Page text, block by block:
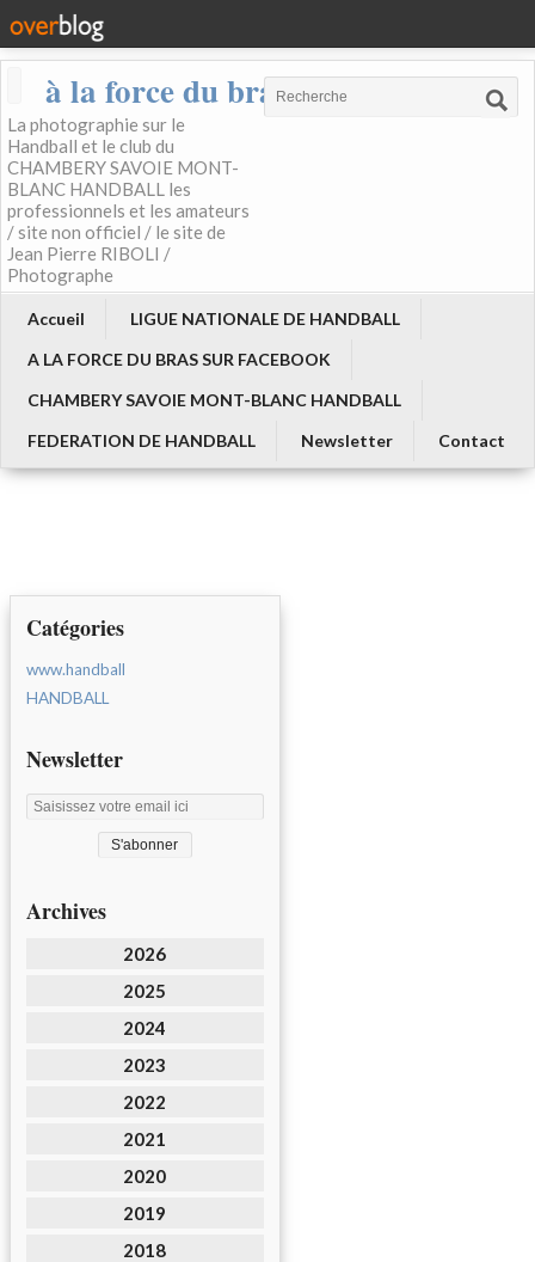
à la force du bras
La photographie sur le
Handball et le club du
CHAMBERY SAVOIE MONT-
BLANC HANDBALL les
professionnels et les amateurs
/ site non officiel / le site de
Jean Pierre RIBOLI /
Photographe
Accueil
LIGUE NATIONALE DE HANDBALL
A LA FORCE DU BRAS SUR FACEBOOK
CHAMBERY SAVOIE MONT-BLANC HANDBALL
FEDERATION DE HANDBALL
Newsletter Contact
Catégories
www.handball
HANDBALL
Newsletter
Archives
2026
2025
2024
2023
2022
2021
2020
2019
2018